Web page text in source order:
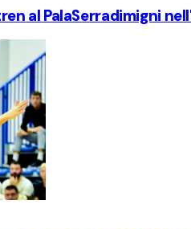
al PalaSerradimigni